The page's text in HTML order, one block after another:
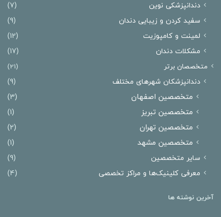
دندانپزشکی نوین
(7)
سفید کردن و زیبایی دندان
(9)
لمینت و کامپوزیت
(12)
مشکلات دندان
(17)
متخصصان برتر (21)
دندانپزشکان شهرهای مختلف
(9)
متخصصین اصفهان
(3)
متخصصین تبریز
(1)
متخصصین تهران
(2)
متخصصین مشهد
(1)
سایر متخصصین
(9)
معرفی کلینیک‌ها و مراکز تخصصی
(4)
آخرین نوشته ها